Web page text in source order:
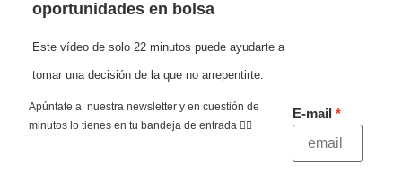
oportunidades en bolsa
Este vídeo de solo 22 minutos puede ayudarte a
tomar una decisión de la que no arrepentirte.
Apúntate a nuestra newsletter y en cuestión de
minutos lo tienes en tu bandeja de entrada 👇🏻
E-mail